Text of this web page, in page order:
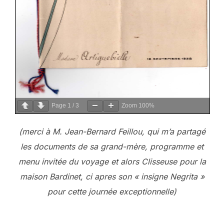
Page 1 / 3 Zoom 100%
(merci à M. Jean-Bernard Feillou, qui m’a partagé
les documents de sa grand-mère, programme et
menu invitée du voyage et alors Clisseuse pour la
maison Bardinet, ci apres son « insigne Negrita »
pour cette journée exceptionnelle)